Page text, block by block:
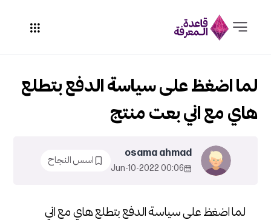
لما اضغظ على سياسة الدفع بتطلع هاي مع اني
لما اضغظ على سياسة الدفع بتطلع
هاي مع اني بعت منتج
osama ahmad
00:06 2022-Jun-10
اسس النجاح